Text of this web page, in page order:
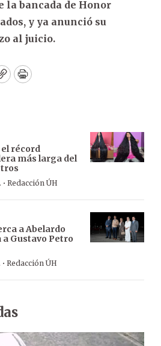
la bancada de Honor
y ya anunció su
al juicio.
CopyPrint
récord
más larga del
· Redacción ÚH
a Abelardo
Gustavo Petro
· Redacción ÚH